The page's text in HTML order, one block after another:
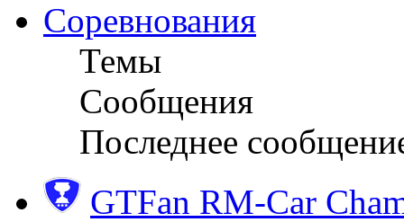
Соревнования
Темы
Сообщения
Последнее
GTFan RM-Car